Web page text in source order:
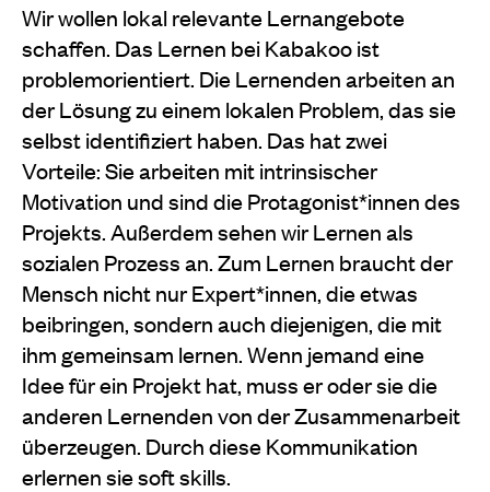
Wir wollen lokal relevante Lernangebote
schaffen. Das Lernen bei Kabakoo ist
problemorientiert. Die Lernenden arbeiten an
der Lösung zu einem lokalen Problem, das sie
selbst identifiziert haben. Das hat zwei
Vorteile: Sie arbeiten mit intrinsischer
Motivation und sind die Protagonist*innen des
Projekts. Außerdem sehen wir Lernen als
sozialen Prozess an. Zum Lernen braucht der
Mensch nicht nur Expert*innen, die etwas
beibringen, sondern auch diejenigen, die mit
ihm gemeinsam lernen. Wenn jemand eine
Idee für ein Projekt hat, muss er oder sie die
anderen Lernenden von der Zusammenarbeit
überzeugen. Durch diese Kommunikation
erlernen sie soft skills.